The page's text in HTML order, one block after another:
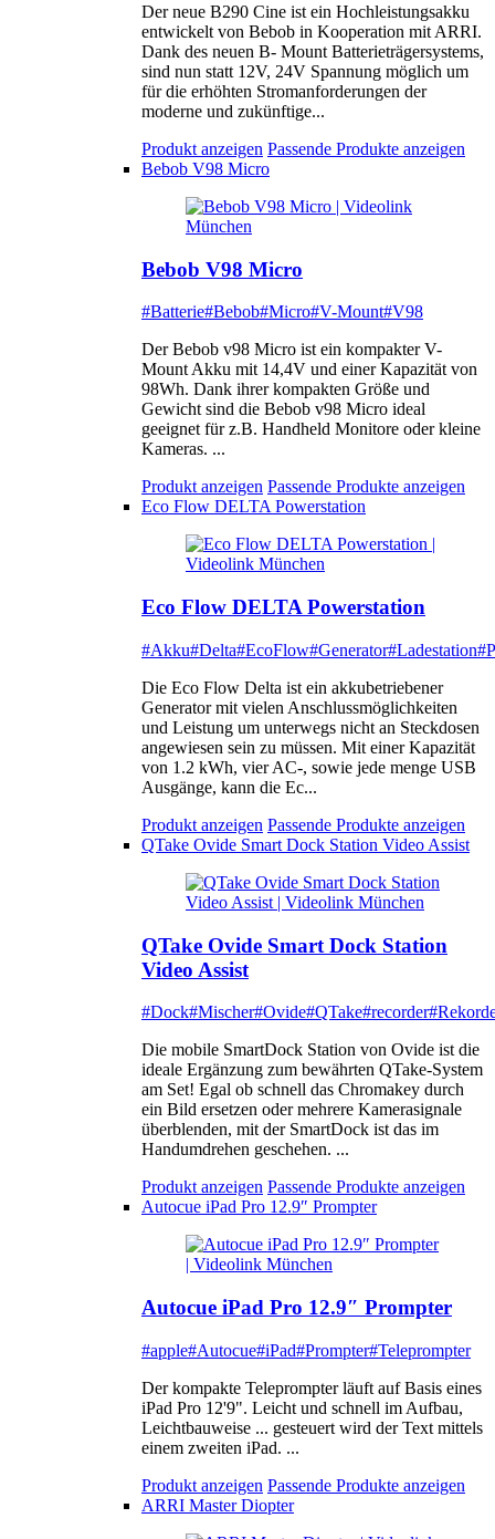
Der neue B290 Cine ist ein Hochleistungsakku
entwickelt von Bebob in Kooperation mit ARRI.
Dank des neuen B- Mount Batterieträgersystems,
sind nun statt 12V, 24V Spannung möglich um
für die erhöhten Stromanforderungen der
moderne und zukünftige...
Produkt anzeigen Passende Produkte anzeigen
Bebob V98 Micro
Bebob V98 Micro
#Batterie#Bebob#Micro#V-Mount#V98
Der Bebob v98 Micro ist ein kompakter V-
Mount Akku mit 14,4V und einer Kapazität von
98Wh. Dank ihrer kompakten Größe und
Gewicht sind die Bebob v98 Micro ideal
geeignet für z.B. Handheld Monitore oder kleine
Kameras. ...
Produkt anzeigen Passende Produkte anzeigen
Eco Flow DELTA Powerstation
Eco Flow DELTA Powerstation
#Akku#Delta#EcoFlow#Generator#Ladestation
Die Eco Flow Delta ist ein akkubetriebener
Generator mit vielen Anschlussmöglichkeiten
und Leistung um unterwegs nicht an Steckdosen
angewiesen sein zu müssen. Mit einer Kapazität
von 1.2 kWh, vier AC-, sowie jede menge USB
Ausgänge, kann die Ec...
Produkt anzeigen Passende Produkte anzeigen
QTake Ovide Smart Dock Station Video Assist
QTake Ovide Smart Dock Station
Video Assist
#Dock#Mischer#Ovide#QTake#recorder
Die mobile SmartDock Station von Ovide ist die
ideale Ergänzung zum bewährten QTake-System
am Set! Egal ob schnell das Chromakey durch
ein Bild ersetzen oder mehrere Kamerasignale
überblenden, mit der SmartDock ist das im
Handumdrehen geschehen. ...
Produkt anzeigen Passende Produkte anzeigen
Autocue iPad Pro 12.9″ Prompter
Autocue iPad Pro 12.9″ Prompter
#apple#Autocue#iPad#Prompter#Teleprompter
Der kompakte Teleprompter läuft auf Basis eines
iPad Pro 12'9". Leicht und schnell im Aufbau,
Leichtbauweise ... gesteuert wird der Text mittels
einem zweiten iPad. ...
Produkt anzeigen Passende Produkte anzeigen
ARRI Master Diopter